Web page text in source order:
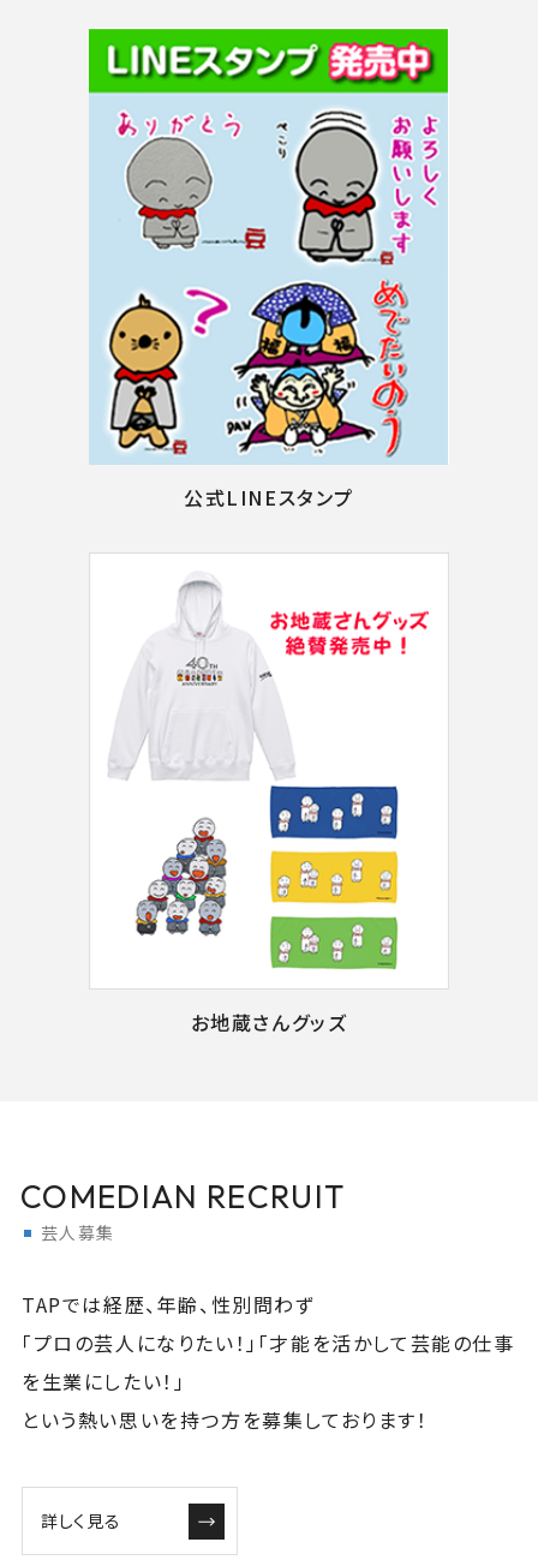
公式LINEスタンプ
お地蔵さんグッズ
COMEDIAN RECRUIT
芸人募集
TAPでは経歴、年齢、性別問わず
「プロの芸人になりたい！」「才能を活かして芸能の仕事
を生業にしたい！」
という熱い思いを持つ方を募集しております！
詳しく見る